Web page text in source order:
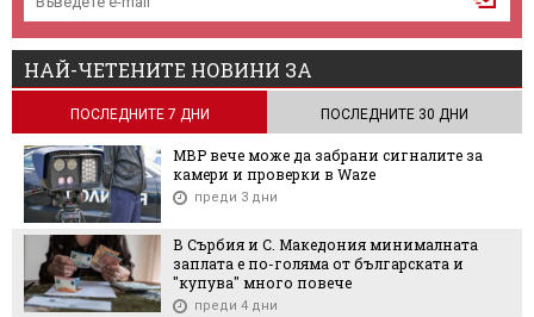
НАЙ-ЧЕТЕНИТЕ НОВИНИ ЗА
ПОСЛЕДНИТЕ 7 ДНИ ПОСЛЕДНИТЕ 30 ДНИ
МВР вече може да забрани сигналите за
камери и проверки в Waze
преди 3 дни
В Сърбия и С. Македония минималната
заплата е по-голяма от българската и
"купува" много повече
преди 4 дни